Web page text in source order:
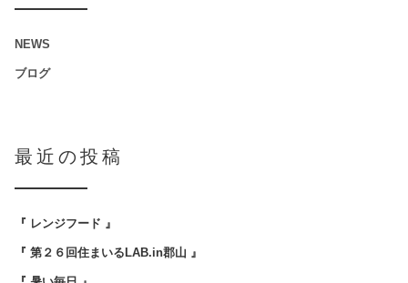
NEWS
ブログ
最近の投稿
『 レンジフード 』
『 第２６回住まいるLAB.in郡山 』